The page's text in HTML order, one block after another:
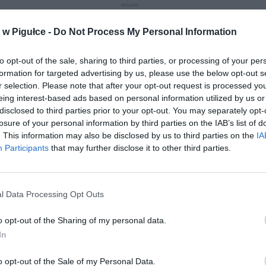
Pigułce - Do Not Process My Personal Information
opt-out of the sale, sharing to third parties, or processing of your
for targeted advertising by us, please use the below opt-out
selection. Please note that after your opt-out request is processed
interest-based ads based on personal information utilized by us
to third parties prior to your opt-out. You may separately
of your personal information by third parties on the IAB’s list of
This information may also be disclosed by us to third parties on the
Participants that may further disclose it to other third parties.
Data Processing Opt Outs
opt-out of the Sharing of my personal data.
opt-out of the Sale of my Personal Data.
Play
nas do preferowanych źródeł w Google